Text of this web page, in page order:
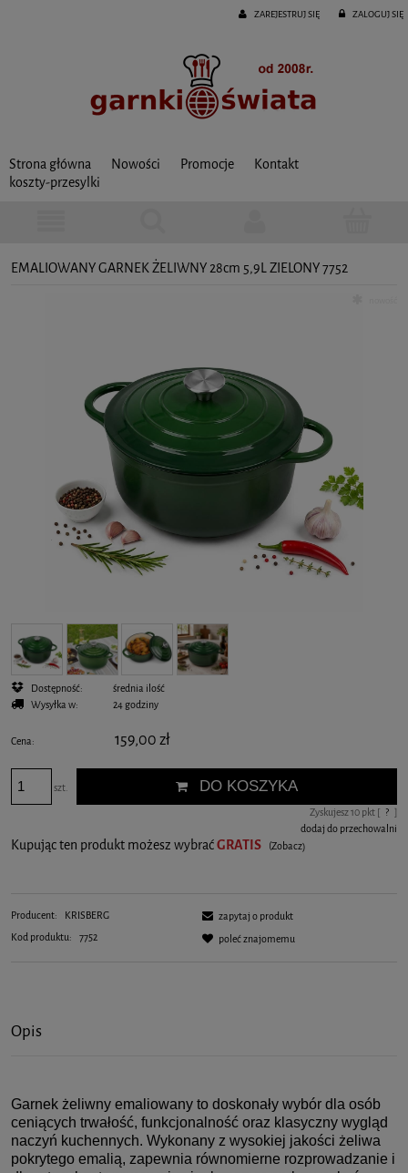
ZAREJESTRUJ SIĘ ZALOGUJ SIĘ
Strona główna Nowości Promocje
Kontakt
koszty-przesylki
EMALIOWANY GARNEK ŻELIWNY 28cm 5,9L ZIELONY 7752
Dostępność:
średnia ilość
Wysyłka w:
24 godziny
Cena: 159,00 zł
szt. DO KOSZYKA
Zyskujesz10 pkt [ ? ]
dodaj do przechowalni
Kupując ten produkt możesz wybraćGRATIS (Zobacz)
Producent:
KRISBERG
Kod produktu: 7752
zapytaj o produkt
poleć znajomemu
Opis
Garnek żeliwny emaliowany to doskonały wybór dla osób
ceniących trwałość, funkcjonalność oraz klasyczny wygląd
naczyń kuchennych. Wykonany z wysokiej jakości żeliwa
pokrytego emalią, zapewnia równomierne rozprowadzanie i